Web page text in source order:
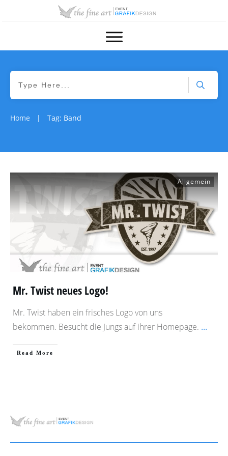
Home | Tag: Band
Allgemein
Mr. Twist neues Logo!
Mr. Twist haben ein frisches Logo von uns
bekommen. Besucht die Jungs auf ihrer Homepage. ...
​Read More